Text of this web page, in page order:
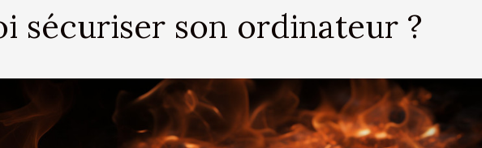
sécuriser son ordinateur ?